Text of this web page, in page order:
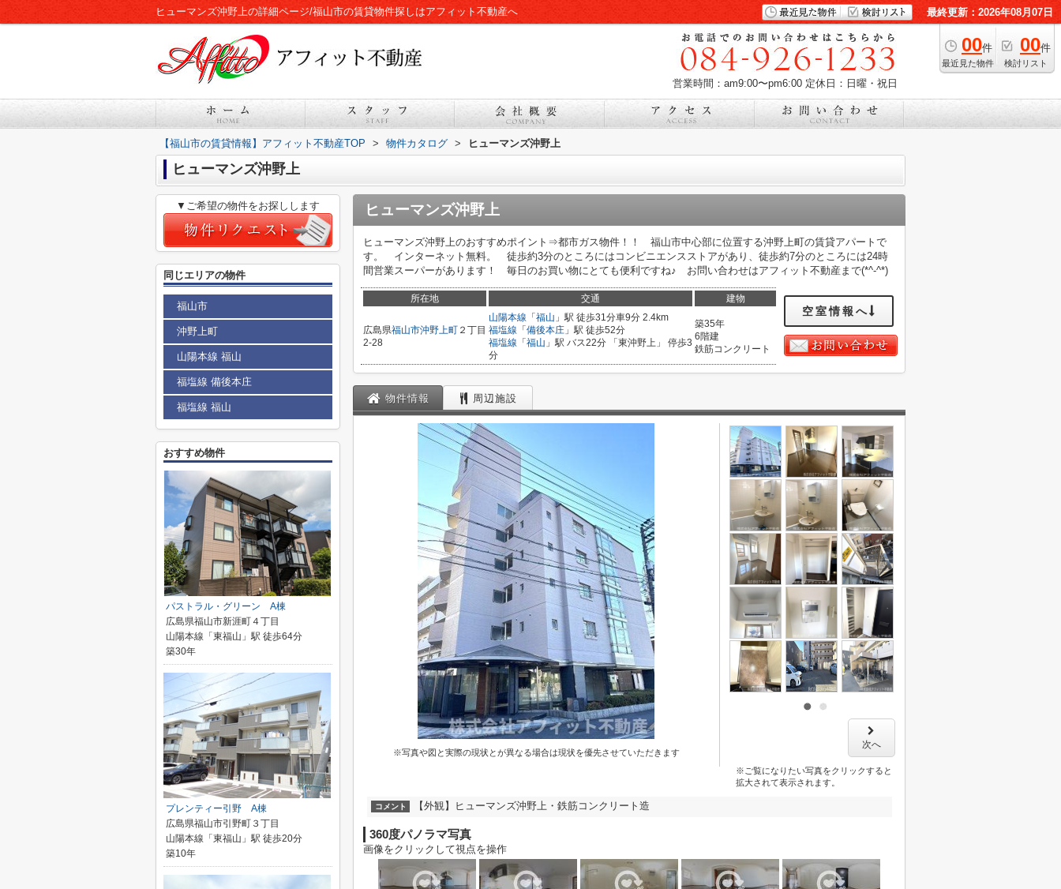
ヒューマンズ沖野上の詳細ページ/福山市の賃貸物件探しはアフィット不動産へ 最終更新：2026年08月07日
00件
最近見た物件
00件
検討リスト
営業時間：am9:00〜pm6:00 定休日：日曜・祝日
【福山市の賃貸情報】アフィット不動産TOP > 物件カタログ > ヒューマンズ沖野上
ヒューマンズ沖野上
ヒューマンズ沖野上
ヒューマンズ沖野上のおすすめポイント⇒都市ガス物件！！ 福山市中心部に位置する沖野上町の賃貸アパートで
す。 インターネット無料。 徒歩約3分のところにはコンビニエンスストアがあり、徒歩約7分のところには24時
間営業スーパーがあります！ 毎日のお買い物にとても便利ですね♪ お問い合わせはアフィット不動産まで(*^-^*)
所在地 交通 建物
広島県福山市沖野上町 ２丁目
2-28
山陽本線 「 福山 」駅 徒歩31分車9分 2.4km
福塩線 「 備後本庄 」駅 徒歩52分
福塩線 「 福山 」駅 バス22分 「東沖野上」 停歩3
分
築35年
6階建
鉄筋コンクリート
空室情報へ
物件情報 周辺施設
※写真や図と実際の現状とが異なる場合は現状を優先させていただきます
次へ
※ご覧になりたい写真をクリックすると
拡大されて表示されます。
コメント 【外観】ヒューマンズ沖野上・鉄筋コンクリート造
360度パノラマ写真
画像をクリックして視点を操作
▼ご希望の物件をお探しします
同じエリアの物件
福山市
沖野上町
山陽本線 福山
福塩線 備後本庄
福塩線 福山
おすすめ物件
パストラル・グリーン A棟
広島県福山市新涯町４丁目
山陽本線「東福山」駅 徒歩64分
築30年
プレンティー引野 A棟
広島県福山市引野町３丁目
山陽本線「東福山」駅 徒歩20分
築10年